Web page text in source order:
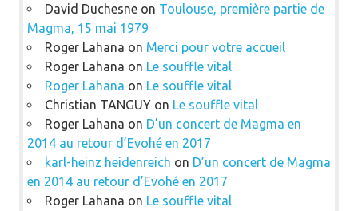
David Duchesneon Toulouse, première partie de
Magma, 15 mai 1979
Roger Lahana on Merci pour votre accueil
Roger Lahana on Le souffle vital
Roger Lahana on Le souffle vital
Christian TANGUYon Le souffle vital
Roger Lahana on D’un concert de Magma en
2014 au retour d’Evohé en 2017
karl-heinz heidenreich on D’un concert de Magma
en 2014 au retour d’Evohé en 2017
Roger Lahana on Le souffle vital